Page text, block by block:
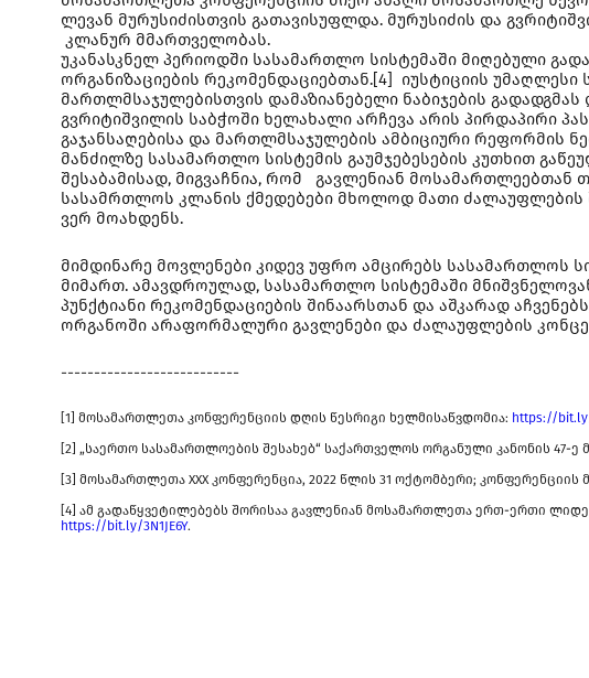
ლევან მურუსიძისთვის გათავისუფლდა. მურუსიძის და
კლანურ მმართველობას.
უკანასკნელ პერიოდში სასამართლო სისტემაში მიღებული
ორგანიზაციების რეკომენდაციებთან.[4] იუსტიციის
მართლმსაჯულებისთვის დამაზიანებელი ნაბიჯების
გვრიტიშვილის საბჭოში ხელახალი არჩევა არის პირდაპირი
გაჯანსაღებისა და მართლმსაჯულების ამბიციური რეფორმის
მანძილზე სასამართლო სისტემის გაუმჯებესების კუთხით
შესაბამისად, მიგვაჩნია, რომ გავლენიან
სასამრთლოს კლანის ქმედებები მხოლოდ მათი ძალაუფლების
ვერ მოახდენს.
მიმდინარე მოვლენები კიდევ უფრო ამცირებს სასამართლოს
მიმართ. ამავდროულად, სასამართლო სისტემაში
პუნქტიანი რეკომენდაციების შინაარსთან და აშკარად
ორგანოში არაფორმალური გავლენები და ძალაუფლების
---------------------------
[1] მოსამართლეთა კონფერენციის დღის წესრიგი ხელმისაწვდომია: https://
[2] „საერთო სასამართლოების შესახებ“ საქართველოს ორგანული კანონის 47-ე
[3] მოსამართლეთა XXX კონფერენცია, 2022 წლის 31 ოქტომბერი;
[4] ამ გადაწყვეტილებებს შორისაა გავლენიან მოსამართლეთა ერთ-ერთი
https://bit.ly/3N1JE6Y.